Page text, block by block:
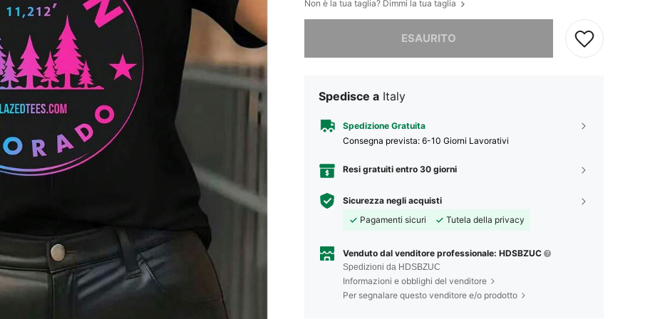
Non è la tua taglia? Dimmi la tua taglia
ESAURITO
Ci dispiace, questo prodotto è esaurito
Spedisce a Italy
Spedizione Gratuita
Consegna prevista: 6-10 Giorni Lavorativi
Resi gratuiti entro 30 giorni
Sicurezza negli acquisti
Pagamenti sicuri
Tutela della privacy
Venduto dal venditore professionale: HDSBZUC
Spedizioni da HDSBZUC
Informazioni e obblighi del venditore
Per segnalare questo venditore e/o prodotto